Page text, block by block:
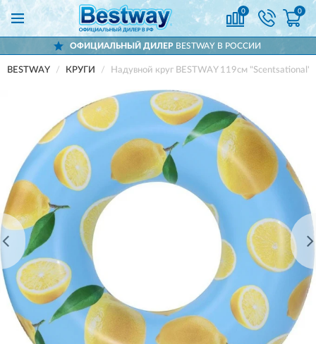
0 0
ОФИЦИАЛЬНЫЙ ДИЛЕР BESTWAY В РОССИИ
BESTWAY КРУГИ Надувной круг BESTWAY 119см